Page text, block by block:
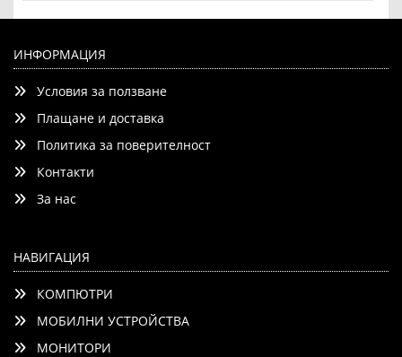
Graygreen
ИНФОРМАЦИЯ
Условия за ползване
Плащане и доставка
Политика за поверителност
Контакти
За нас
НАВИГАЦИЯ
КОМПЮТРИ
МОБИЛНИ УСТРОЙСТВА
МОНИТОРИ